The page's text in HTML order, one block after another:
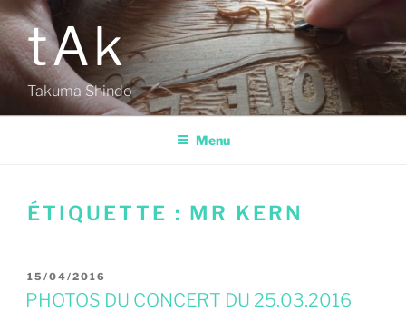
Aller
au
contenu
principaltAk
Takuma Shindo
Menu
ÉTIQUETTE : MR KERN
PUBLIÉ
LE
15/04/2016
PHOTOS DU CONCERT DU 25.03.2016